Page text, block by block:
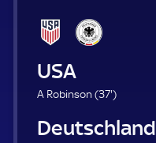
USA
A Robinson (37'3
.
)
Deutschland